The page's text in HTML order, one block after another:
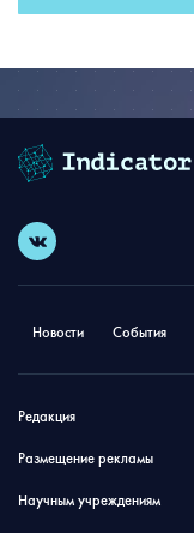
Новости События
Редакция
Размещение рекламы
Научным учреждениям